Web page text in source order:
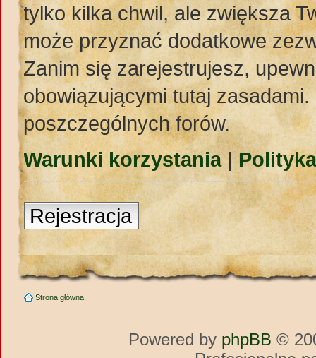
tylko kilka chwil, ale zwiększa
może przyznać dodatkowe
Zanim się zarejestrujesz,
obowiązującymi tutaj
poszczególnych forów.
Warunki korzystania|
Rejestracja
Strona główna
Powered by phpBB ©